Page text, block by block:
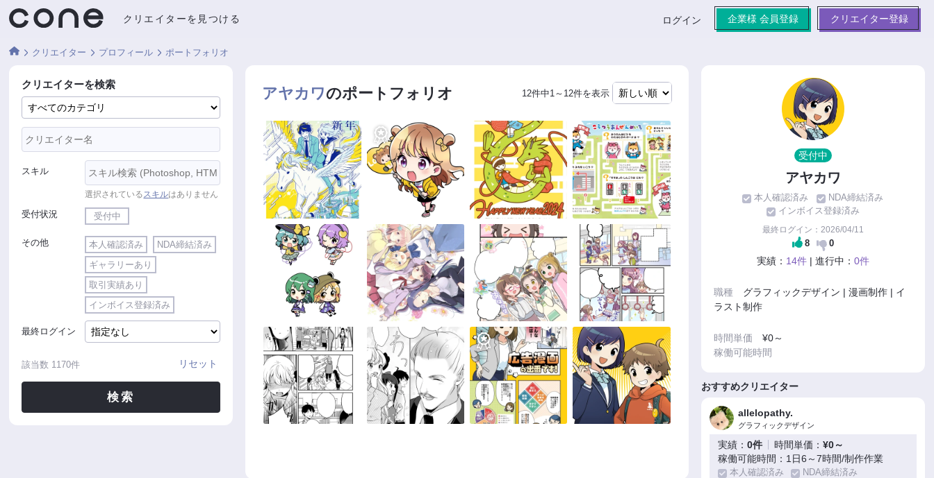
クリエイターを見つける ログイン 企業様 会員登録 クリエイター登録
クリエイター プロフィール ポートフォリオ
クリエイターを検索
スキル
選択されているスキルはありません
受付状況 受付中
その他 本人確認済み
NDA締結済み
ギャラリーあり
取引実績あり
インボイス登録済み
最終ログイン
該当数 1170件 リセット
検索
アヤカワのポートフォリオ 12件中1～12件を表示
受付中
アヤカワ
本人確認済み
NDA締結済み
インボイス登録済み
最終ログイン：2026/04/11
8 0
実績： 14件| 進行中： 0件
職種 グラフィックデザイン | 漫画制作 | イ
ラスト制作
時間単価 ¥0～
稼働可能時間
おすすめクリエイター
allelopathy.
グラフィックデザイン
実績： 0件 時間単価： ¥0～
稼働可能時間：1日6～7時間/制作作業
本人確認済み NDA締結済み